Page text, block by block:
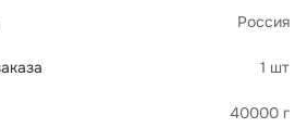
Россия
1 шт
40000 г